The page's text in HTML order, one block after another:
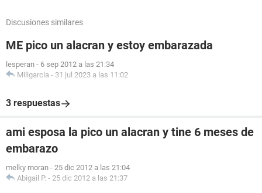
Discusiones similares
ME pico un alacran y estoy embarazada
lesperan - 6 sep 2012 a las 21:34
Miligarcia - 31 jul 2023 a las 11:02
3 respuestas
ami esposa la pico un alacran y tine 6 meses de
embarazo
melky moran - 25 dic 2012 a las 21:04
Abigail P. - 25 dic 2012 a las 21:37